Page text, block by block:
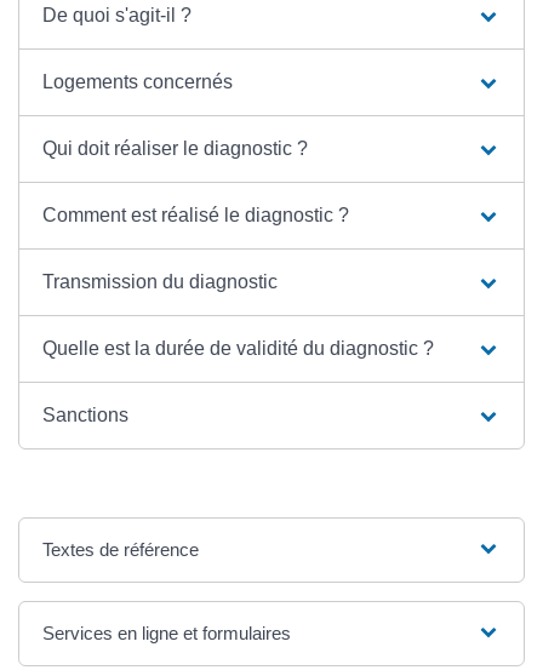
De quoi s'agit-il ?
Logements concernés
Qui doit réaliser le diagnostic ?
Comment est réalisé le diagnostic ?
Transmission du diagnostic
Quelle est la durée de validité du diagnostic ?
Sanctions
Textes de référence
Services en ligne et formulaires